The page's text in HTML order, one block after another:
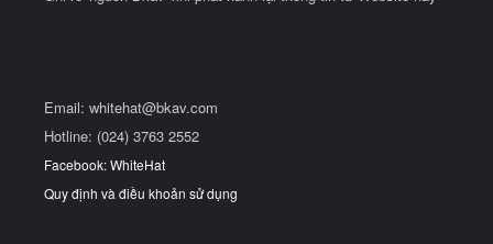
Email: whitehat@bkav.com
Hotline: (024) 3763 2552
Facebook: WhiteHat
Quy định và điều khoản sử dụng